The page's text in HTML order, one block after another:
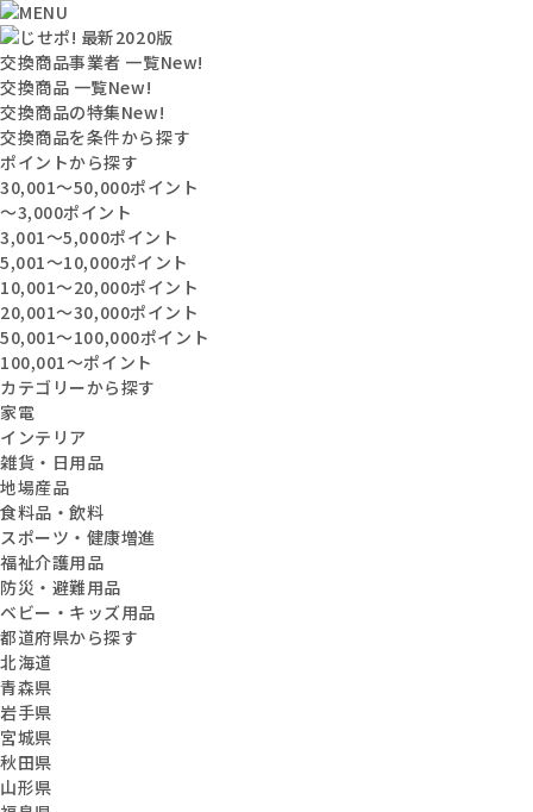
交換商品事業者 一覧New!
交換商品 一覧New!
交換商品の特集New!
交換商品を条件から探す
ポイントから探す
30,001〜50,000ポイント
〜3,000ポイント
3,001〜5,000ポイント
5,001〜10,000ポイント
10,001〜20,000ポイント
20,001〜30,000ポイント
50,001〜100,000ポイント
100,001〜ポイント
カテゴリーから探す
家電
インテリア
雑貨・日用品
地場産品
食料品・飲料
スポーツ・健康増進
福祉介護用品
防災・避難用品
ベビー・キッズ用品
都道府県から探す
北海道
青森県
岩手県
宮城県
秋田県
山形県